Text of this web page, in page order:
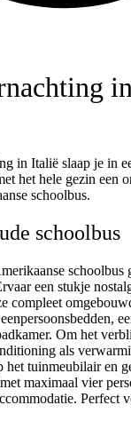
in Italië slaap je in
het hele gezin een
schoolbus.
schoolbus
een stukje
compleet
Om het
als
het tuinmeubilair en
maximaal vier
Perfect